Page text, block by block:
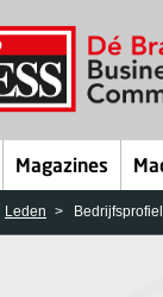
Magazines
Leden Bedrijfsprofiel